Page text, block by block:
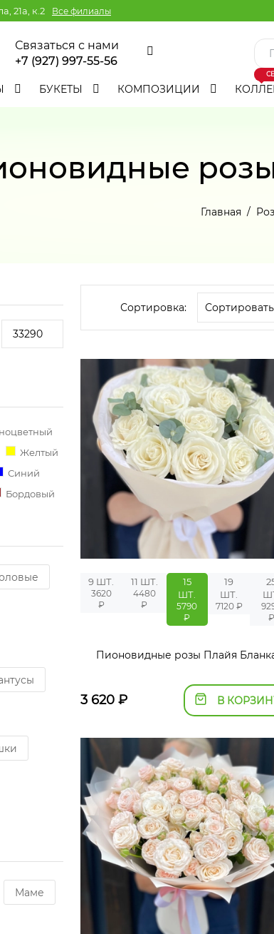
21а, к.2 Все филиалы
Связаться с нами
+7 (927) 997-55-56
БУКЕТЫ КОМПОЗИЦИИ
Главная
Желтый
Синий
Бордовый
Маме
Сортировка:
9 ШТ.
3620
₽
11 ШТ.
4480
₽
15
ШТ.
5790
₽
19
ШТ.
7120 ₽
₽
Пионовидные розы Плайя
3 620 ₽ В